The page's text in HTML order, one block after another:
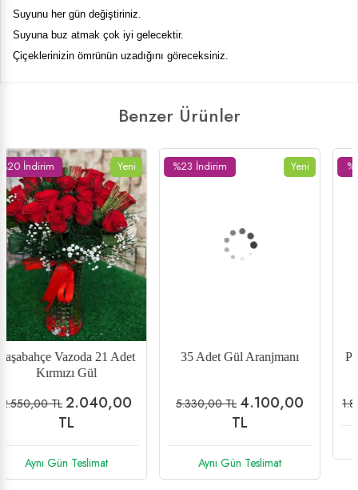
Suyunu her gün değiştiriniz.
Suyuna buz atmak çok iyi gelecektir.
Çiçeklerinizin ömrünün uzadığını göreceksiniz.
Benzer Ürünler
%23 İndirim Yeni
35 Adet Gül Aranjmanı
5.330,00 TL 4.100,00
Aynı Gün Teslimat
%16 İndirim
Paşabahçe Vazoda 11 Adet
1.845,00 TL 1.558,00 TL